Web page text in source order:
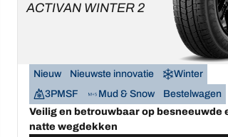
ACTIVAN WINTER 2
Nieuw Nieuwste innovatie
Winter
3PMSF
Mud & Snow
Bestelwagen
Veilig en betrouwbaar op besneeuwde
natte wegdekken